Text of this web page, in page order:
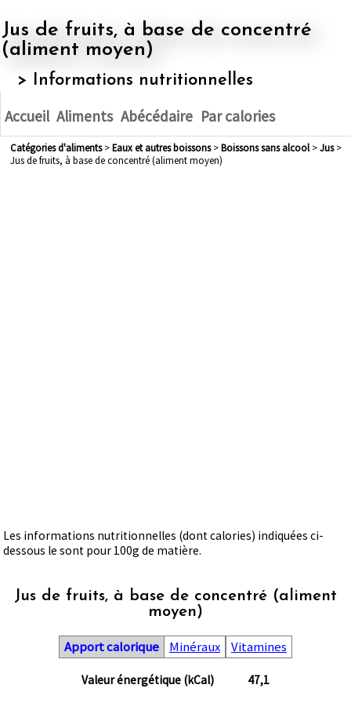
Jus de fruits, à base de concentré
(aliment moyen)
> Informations nutritionnelles
Accueil Aliments Abécédaire Par calories
Catégories d'aliments> eaux et autres boissons> boissons sans alcool> jus>
Jus de fruits, à base de concentré (aliment moyen)
Les informations nutritionnelles (dont calories) indiquées ci-
dessous le sont pour 100g de matière.
Jus de fruits, à base de concentré (aliment
moyen)
Apport calorique Minéraux Vitamines
Valeur énergétique (kCal) 47,1